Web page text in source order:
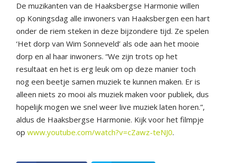
De muzikanten van de Haaksbergse Harmonie willen
op Koningsdag alle inwoners van Haaksbergen een hart
onder de riem steken in deze bijzondere tijd. Ze spelen
‘Het dorp van Wim Sonneveld’ als ode aan het mooie
dorp en al haar inwoners. “We zijn trots op het
resultaat en het is erg leuk om op deze manier toch
nog een beetje samen muziek te kunnen maken. Er is
alleen niets zo mooi als muziek maken voor publiek, dus
hopelijk mogen we snel weer live muziek laten horen.”,
aldus de Haaksbergse Harmonie. Kijk voor het filmpje
op www.youtube.com/watch?v=cZawz-teNJ0.